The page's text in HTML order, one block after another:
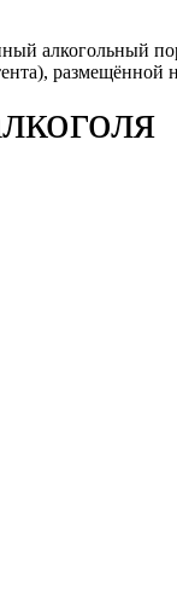
алкогольный
размещённой